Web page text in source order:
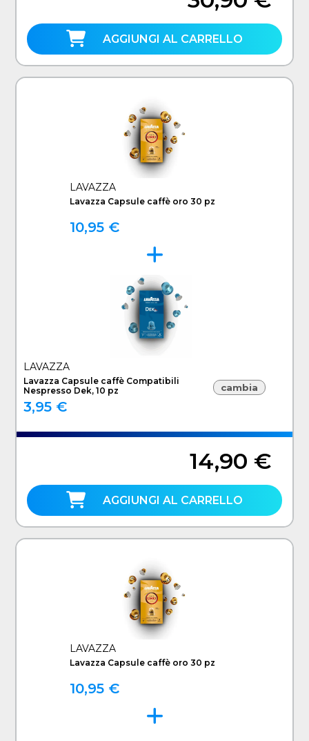
AGGIUNGI AL CARRELLO
LAVAZZA
Lavazza Capsule caffè oro 30 pz
10,95 €
LAVAZZA
Lavazza Capsule caffè Compatibili
Nespresso Dek, 10 pz
3,95 €
cambia
14,90 €
AGGIUNGI AL CARRELLO
LAVAZZA
Lavazza Capsule caffè oro 30 pz
10,95 €